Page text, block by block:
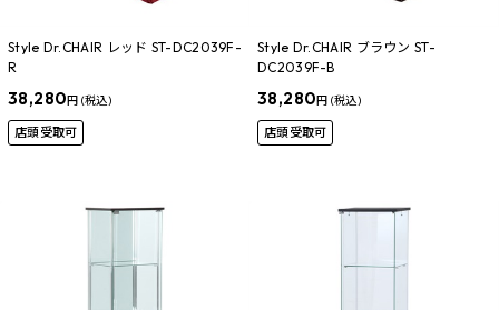
Style Dr.CHAIR レッド ST-DC2039F-
R
38,280円 (税込)
店頭受取可
Style Dr.CHAIR ブラウン ST-
DC2039F-B
38,280円 (税込)
店頭受取可